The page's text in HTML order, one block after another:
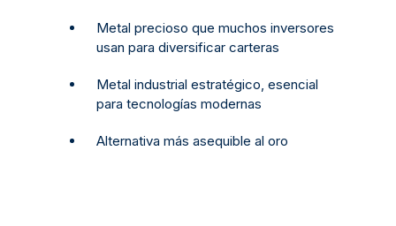
Metal precioso que muchos inversores
usan para diversificar carteras
Metal industrial estratégico, esencial
para tecnologías modernas
Alternativa más asequible al oro